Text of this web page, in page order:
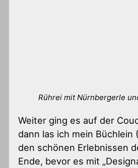
Rührei mit Nürnbergerle
Weiter ging es auf der
dann las ich mein Büchlein
den schönen Erlebnissen
Ende, bevor es mit